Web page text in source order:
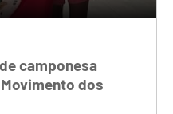
camponesa
dos